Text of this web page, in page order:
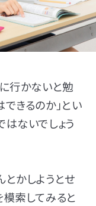
行かないと勉
きるのか」とい
ないでしょう
とかしようとせ
模索してみると